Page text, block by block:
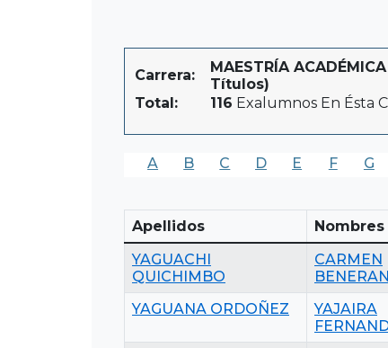
Carrera:
MAESTRÍA
Títulos)
Total:
116 Exalumnos En Ésta
A B C D E F G
Apellidos Nombres
YAGUACHI
QUICHIMBO
CARMEN
YAGUANA ORDOÑEZ
YAJAIRA